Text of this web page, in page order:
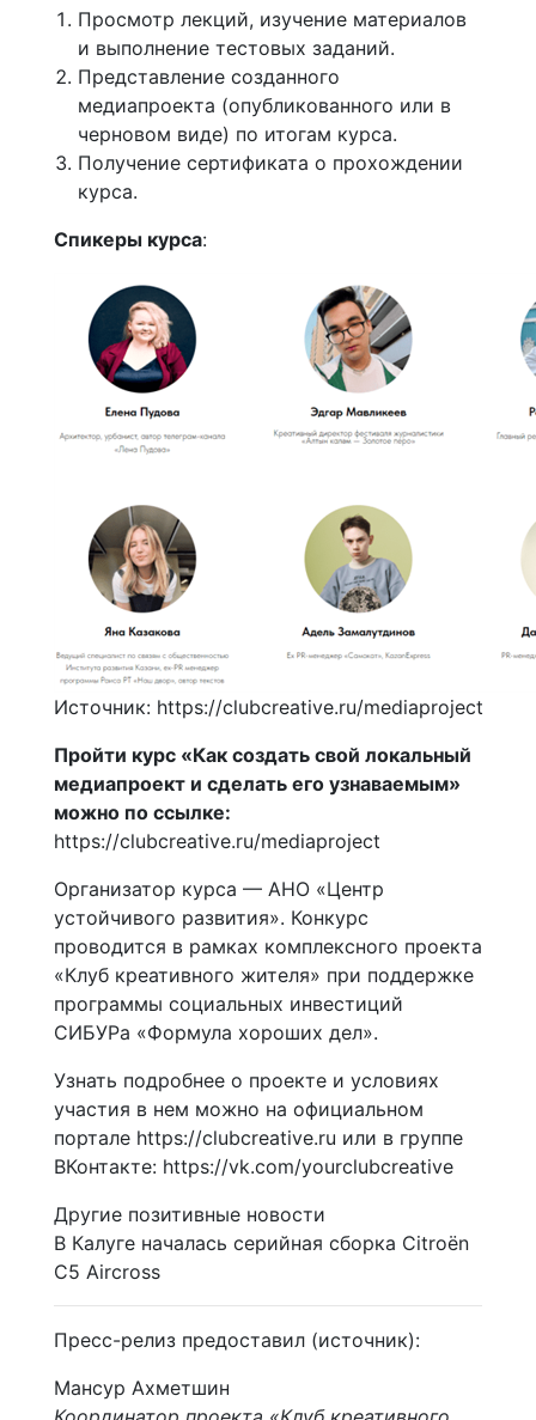
Просмотр лекций, изучение материалов
и выполнение тестовых заданий.
Представление созданного
медиапроекта (опубликованного или в
черновом виде) по итогам курса.
Получение сертификата о прохождении
курса.
Спикеры курса:
Источник: https://clubcreative.ru/mediaproject
Пройти курс «Как создать свой локальный
медиапроект и сделать его узнаваемым»
можно по ссылке:
https://clubcreative.ru/mediaproject
Организатор курса — АНО «Центр
устойчивого развития». Конкурс
проводится в рамках комплексного проекта
«Клуб креативного жителя» при поддержке
программы социальных инвестиций
СИБУРа «Формула хороших дел».
Узнать подробнее о проекте и условиях
участия в нем можно на официальном
портале https://clubcreative.ru или в группе
ВКонтакте: https://vk.com/yourclubcreative
Другие позитивные новости
В Калуге началась серийная сборка Citroën
С5 Aircross
Пресс-релиз предоставил (источник):
Мансур Ахметшин